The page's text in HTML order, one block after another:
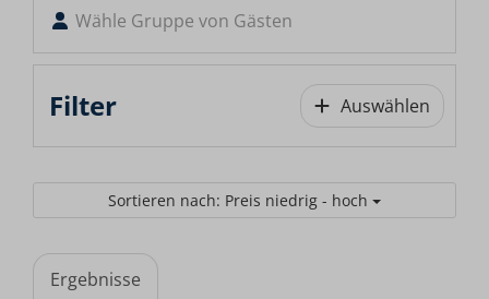
Wähle Gruppe von Gästen
Filter Auswählen
Sortieren nach: Preis niedrig - hoch
Ergebnisse